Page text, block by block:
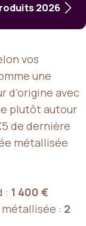
2026
vos
une
d’origine avec
plutôt autour
de dernière
métallisée
: 1 400 €
: 2